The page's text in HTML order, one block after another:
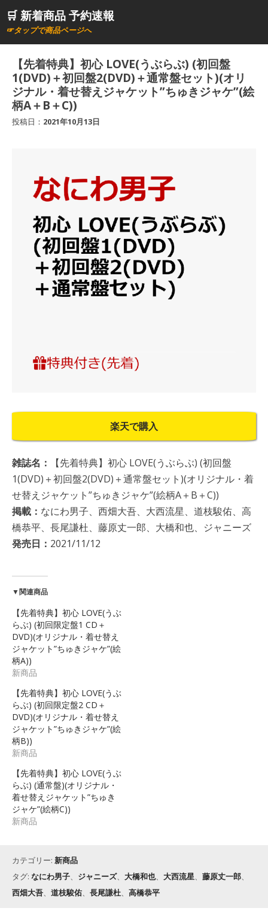
ン🛒 新着商品 予約速報
☞タップで商品ページへ
【先着特典】初心 LOVE(うぶらぶ) (初回盤
1(DVD)＋初回盤2(DVD)＋通常盤セット)(オリ
ジナル・着せ替えジャケット”ちゅきジャケ”(絵
柄A＋B＋C))
投稿日： 2021年10月13日
楽天で購入
雑誌名：
【先着特典】初心 LOVE(うぶらぶ) (初回盤
1(DVD)＋初回盤2(DVD)＋通常盤セット)(オリジナル・着
せ替えジャケット”ちゅきジャケ”(絵柄A＋B＋C))
掲載： なにわ男子、西畑大吾、大西流星、道枝駿佑、高
橋恭平、長尾謙杜、藤原丈一郎、大橋和也、ジャニーズ
発売日： 2021/11/12
▼関連商品
【先着特典】初心 LOVE(うぶ
らぶ) (初回限定盤1 CD＋
DVD)(オリジナル・着せ替え
ジャケット”ちゅきジャケ”(絵
柄A))
新商品
【先着特典】初心 LOVE(うぶ
らぶ) (初回限定盤2 CD＋
DVD)(オリジナル・着せ替え
ジャケット”ちゅきジャケ”(絵
柄B))
新商品
【先着特典】初心 LOVE(うぶ
らぶ) (通常盤)(オリジナル・
着せ替えジャケット”ちゅき
ジャケ”(絵柄C))
新商品
カテゴリー: 新商品
タグ: なにわ男子、 ジャニーズ、 大橋和也、 大西流星、 藤原丈一郎、
西畑大吾、 道枝駿佑、 長尾謙杜、 高橋恭平